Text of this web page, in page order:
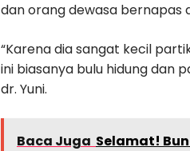
dan orang dewasa bernapas
“Karena dia sangat kecil
ini biasanya bulu hidung dan
dr. Yuni.
Baca Juga Selamat!